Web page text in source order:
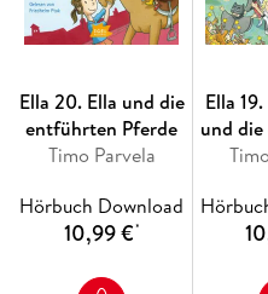
Ella 20. Ella und die
entführten Pferde
Timo Parvela
Hörbuch Download
10,99 €*
Ella
und